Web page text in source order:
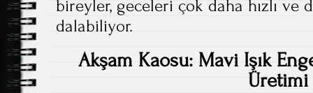
bireyler, geceleri çok daha hızlı ve
dalabiliyor.
Akşam Kaosu: Mavi Işık
Üretimi